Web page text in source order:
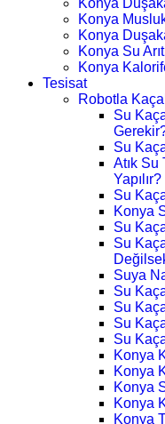
Konya
Konya
Konya
Konya Su
Konya
Tesisat
Robotla
Su
Su
Atık Su
Yapılır?
Su
Konya
Su
Su
Suya
Su
Su
Su
Su
Konya
Konya
Konya
Konya
Konya